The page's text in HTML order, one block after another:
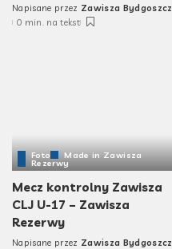
Napisane przez Zawisza Bydgoszcz
0 min. na tekst
Foto Made in Zawisza
Rezerwy
Mecz kontrolny Zawisza
CLJ U-17 – Zawisza
Rezerwy
Napisane przez Zawisza Bydgoszcz